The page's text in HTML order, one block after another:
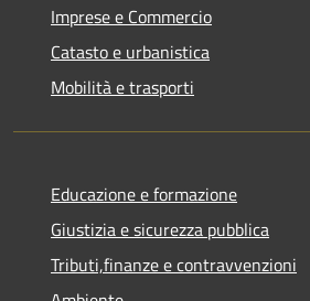
Imprese e Commercio
Catasto e urbanistica
Mobilità e trasporti
Educazione e formazione
Giustizia e sicurezza pubblica
Tributi,finanze e contravvenzioni